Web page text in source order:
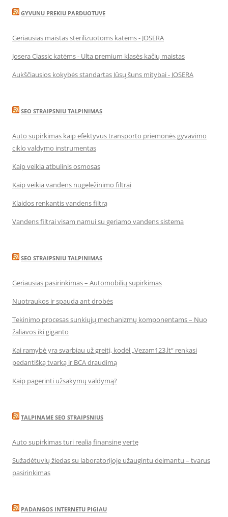
GYVUNU PREKIU PARDUOTUVE
Geriausias maistas sterilizuotoms katėms - JOSERA
Josera Classic katėms - Ulta premium klasės kačių maistas
Aukščiausios kokybės standartas Jūsų šuns mitybai - JOSERA
SEO STRAIPSNIU TALPINIMAS
Auto supirkimas kaip efektyvus transporto priemonės gyvavimo
ciklo valdymo instrumentas
Kaip veikia atbulinis osmosas
Kaip veikia vandens nugeležinimo filtrai
Klaidos renkantis vandens filtrą
Vandens filtrai visam namui su geriamo vandens sistema
SEO STRAIPSNIU TALPINIMAS
Geriausias pasirinkimas – Automobilių supirkimas
Nuotraukos ir spauda ant drobės
Tekinimo procesas sunkiųjų mechanizmų komponentams – Nuo
žaliavos iki giganto
Kai ramybė yra svarbiau už greitį, kodėl „Vezam123.lt“ renkasi
pedantišką tvarką ir BCA draudimą
Kaip pagerinti užsakymų valdymą?
TALPINAME SEO STRAIPSNIUS
Auto supirkimas turi realią finansinę vertę
Sužadėtuvių žiedas su laboratorijoje užaugintu deimantu – tvarus
pasirinkimas
PADANGOS INTERNETU PIGIAU